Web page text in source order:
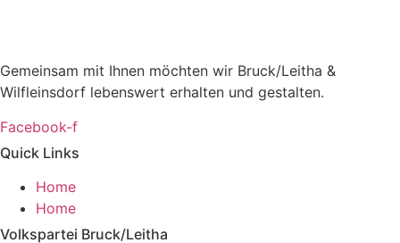
Gemeinsam mit Ihnen möchten wir Bruck/Leitha &
Wilfleinsdorf lebenswert erhalten und gestalten.
Facebook-f
Quick Links
Home
Home
Volkspartei Bruck/Leitha